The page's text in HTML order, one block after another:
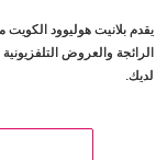
يقدم بلانيت هوليوود الكويت
الرائجة والعروض
لديك.